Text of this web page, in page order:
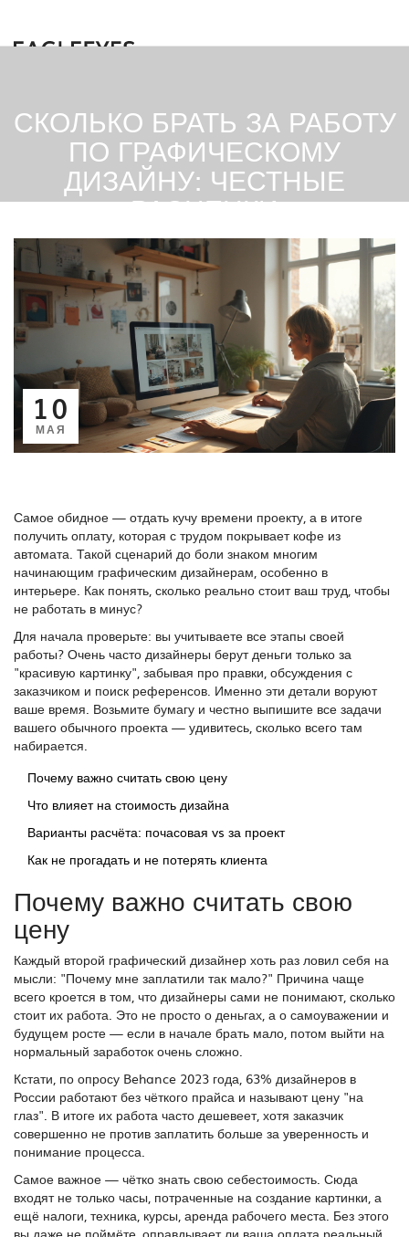
СКОЛЬКО БРАТЬ ЗА РАБОТУ
ПО ГРАФИЧЕСКОМУ
ДИЗАЙНУ: ЧЕСТНЫЕ
РАСЦЕНКИ
10
МАЯ
Самое обидное — отдать кучу времени проекту, а в итоге
получить оплату, которая с трудом покрывает кофе из
автомата. Такой сценарий до боли знаком многим
начинающим графическим дизайнерам, особенно в
интерьере. Как понять, сколько реально стоит ваш труд, чтобы
не работать в минус?
Для начала проверьте: вы учитываете все этапы своей
работы? Очень часто дизайнеры берут деньги только за
"красивую картинку", забывая про правки, обсуждения с
заказчиком и поиск референсов. Именно эти детали воруют
ваше время. Возьмите бумагу и честно выпишите все задачи
вашего обычного проекта — удивитесь, сколько всего там
набирается.
Почему важно считать свою цену
Что влияет на стоимость дизайна
Варианты расчёта: почасовая vs за проект
Как не прогадать и не потерять клиента
Почему важно считать свою
цену
Каждый второй графический дизайнер хоть раз ловил себя на
мысли: "Почему мне заплатили так мало?" Причина чаще
всего кроется в том, что дизайнеры сами не понимают, сколько
стоит их работа. Это не просто о деньгах, а о самоуважении и
будущем росте — если в начале брать мало, потом выйти на
нормальный заработок очень сложно.
Кстати, по опросу Behance 2023 года, 63% дизайнеров в
России работают без чёткого прайса и называют цену "на
глаз". В итоге их работа часто дешевеет, хотя заказчик
совершенно не против заплатить больше за уверенность и
понимание процесса.
Самое важное — чётко знать свою себестоимость. Сюда
входят не только часы, потраченные на создание картинки, а
ещё налоги, техника, курсы, аренда рабочего места. Без этого